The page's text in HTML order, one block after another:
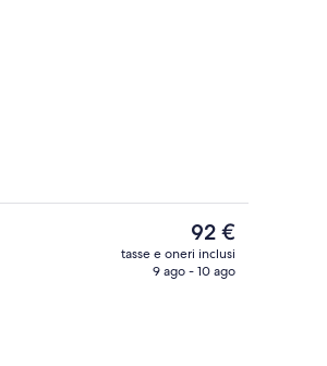
Terrazza/patio
Il
prezzo
attuale
92 €
tasse e oneri inclusi
9 ago - 10 ago